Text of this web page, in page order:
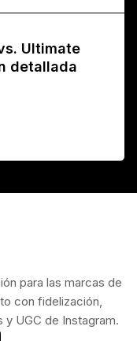
Ultimate
detallada
para las marcas de
con fidelización,
UGC de Instagram.